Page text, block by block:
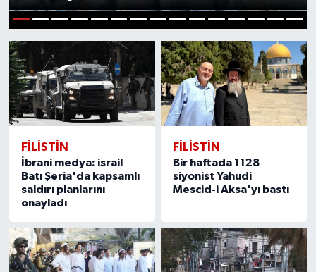
FILISTIN
İbrani medya: israil
Batı Şeria'da kapsamlı
saldırı planlarını
onayladı
FILISTIN
Bir haftada 1128
siyonist Yahudi
Mescid-i Aksa'yı bastı
Anali̇z
Bi̇li̇m & Teknoloji̇
Eği̇ti̇m